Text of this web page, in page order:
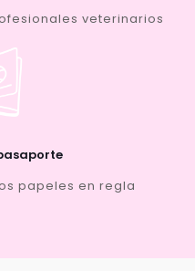
veterinarios
papeles en regla